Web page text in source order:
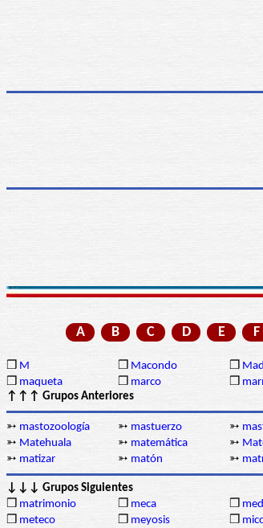
A B C D E F
❒ M ❒ Macondo ❒
❒ maqueta ❒ marco ❒
↑↑↑ Grupos Anteriores
➳ mastozoología ➳ mastuerzo ➳
➳ Matehuala ➳ matemática ➳
➳ matizar ➳ matón ➳
↓↓↓ Grupos Siguientes
❒ matrimonio ❒ meca ❒
❒ meteco ❒ meyosis ❒